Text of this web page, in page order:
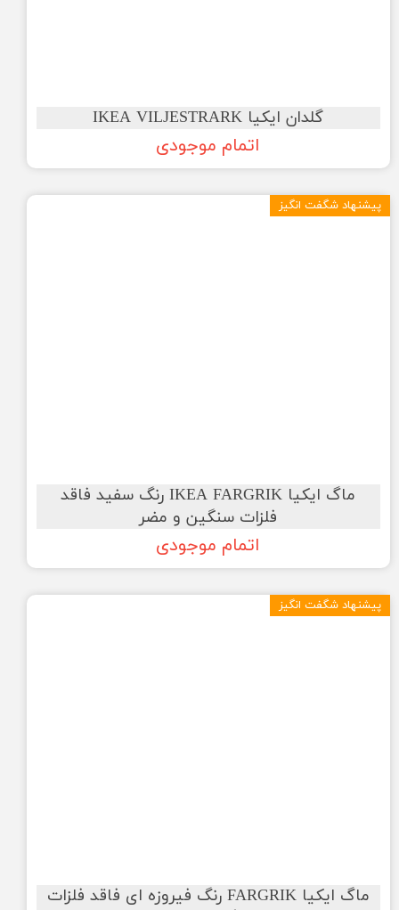
گلدان ایکیا IKEA VILJESTRARK
اتمام موجودی
ماگ ایکیا IKEA FARGRIK رنگ سفید فاقد
فلزات سنگین و مضر
اتمام موجودی
پیشنهاد شگفت انگیز
ماگ ایکیا FARGRIK رنگ فیروزه ای فاقد فلزات
پیشنهاد شگفت انگیز